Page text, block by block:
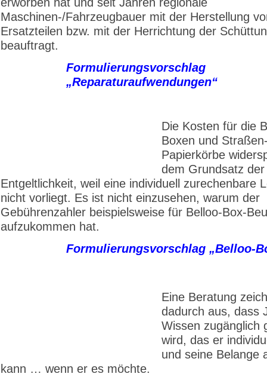
Maschinen-/Fahrzeugbauer mit der Herstellung
Ersatzteilen bzw. mit der Herrichtung der
beauftragt.
Formulierungsvorschlag
„Reparaturaufwendungen“
Die Kosten für die
Boxen und
Papierkörbe
dem Grundsatz
Entgeltlichkeit, weil eine individuell zurechenbare
nicht vorliegt. Es ist nicht einzusehen, warum der
Gebührenzahler beispielsweise für Belloo-Box-
aufzukommen hat.
Formulierungsvorschlag „Belloo-
Eine Beratung
dadurch aus, dass
Wissen zugänglich
wird, das er
und seine Belange
kann … wenn er es möchte.